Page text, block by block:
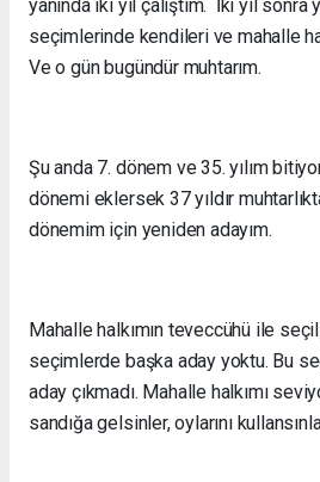
yanında iki yıl çalıştım. İki yıl sonra
seçimlerinde kendileri ve mahalle
Ve o gün bugündür muhtarım.
Şu anda 7. dönem ve 35. yılım
dönemi eklersek 37 yıldır
dönemim için yeniden adayım.
Mahalle halkımın teveccühü ile
seçimlerde başka aday yoktu. Bu
aday çıkmadı. Mahalle halkımı
sandığa gelsinler, oylarını